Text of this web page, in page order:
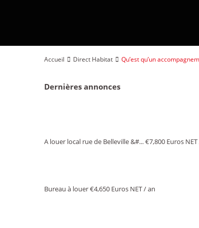
Accueil Direct Habitat Qu’est qu’un
Dernières annonces
A louer local rue de Belleville &#...€7,800 Euros
Bureau à louer€4,650 Euros NET / an